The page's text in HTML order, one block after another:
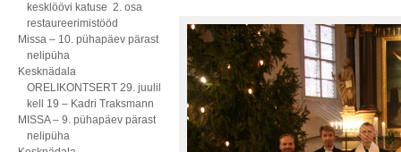
kesklöövi katuse 2. osa
restaureerimistööd
Missa – 10. pühapäev pärast
nelipüha
Kesknädala
ORELIKONTSERT 29. juulil
kell 19 – Kadri Traksmann
MISSA – 9. pühapäev pärast
nelipüha